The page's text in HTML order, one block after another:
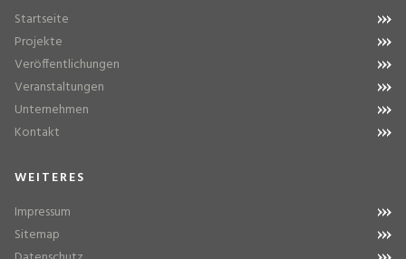
Startseite
Projekte
Veröffentlichungen
Veranstaltungen
Unternehmen
Kontakt
WEITERES
Impressum
Sitemap